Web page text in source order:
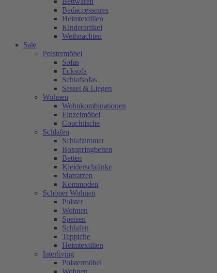
Badaccessoires
Heimtextilien
Kinderartikel
Weihnachten
Sale
Polstermöbel
Sofas
Ecksofa
Schlafsofas
Sessel & Liegen
Wohnen
Wohnkombinationen
Einzelmöbel
Couchtische
Schlafen
Schlafzimmer
Boxspringbetten
Betten
Kleiderschränke
Matratzen
Kommoden
Schöner Wohnen
Polster
Wohnen
Speisen
Schlafen
Teppiche
Heimtextilien
Interliving
Polstermöbel
Wohnen